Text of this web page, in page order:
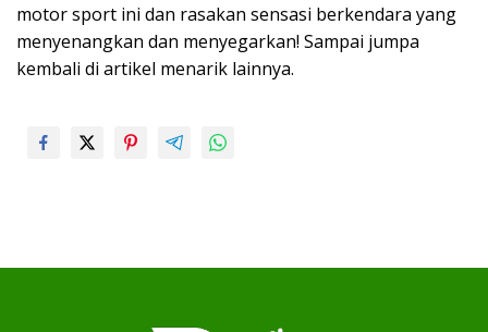
motor sport ini dan rasakan sensasi berkendara yang
menyenangkan dan menyegarkan! Sampai jumpa
kembali di artikel menarik lainnya.